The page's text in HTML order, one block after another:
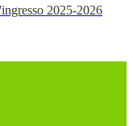
2025-2026